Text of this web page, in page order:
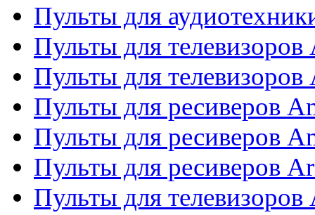
Пульты для
Пульты для
Пульты для
Пульты для ресиверов
Пульты для ресиверов
Пульты для ресиверов
Пульты для